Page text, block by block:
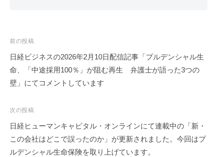
投
稿
ナ
ビ
ー
シ
ョ
ン
前の投稿
日経ビジネスの2026年2月10日配信記事「プルデンシャル生
命、「中途採用100％」が阻む再生 弁護士が語った3つの
壁」にてコメントしています
次の投稿
日経ヒューマンキャピタル・オンラインにて連載中の「新・
この会社はどこで誤ったのか」が更新されました。今回はプ
ルデンシャル生命保険を取り上げています。